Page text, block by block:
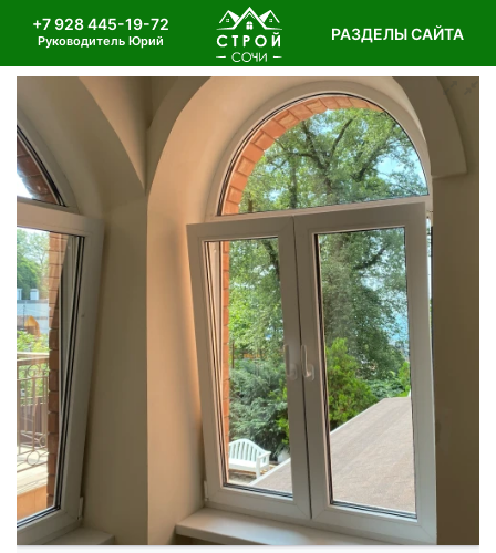
+7 928 445-19-72
Руководитель Юрий РАЗДЕЛЫ САЙТА